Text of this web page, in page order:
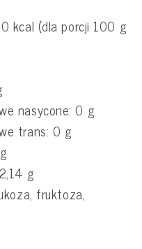
kcal (dla porcji 100 g
nasycone: 0 g
trans: 0 g
g
fruktoza,